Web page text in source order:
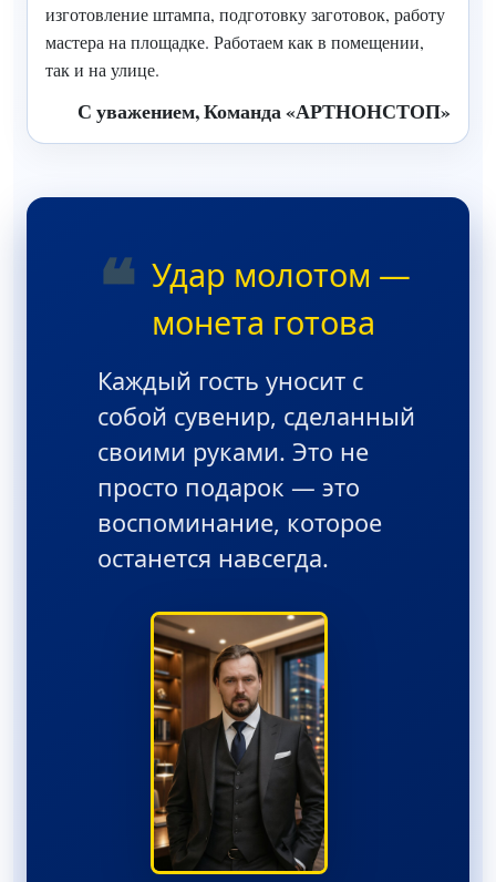
изготовление штампа, подготовку заготовок, работу
мастера на площадке. Работаем как в помещении,
так и на улице.
С уважением, Команда «АРТНОНСТОП»
❝ Удар молотом —
монета готова
Каждый гость уносит с
собой сувенир, сделанный
своими руками. Это не
просто подарок — это
воспоминание, которое
останется навсегда.